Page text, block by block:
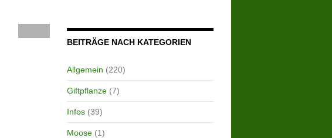
BEITRÄGE NACH KATEGORIEN
Allgemein (220)
Giftpflanze(7)
Infos(39)
Moose(1)